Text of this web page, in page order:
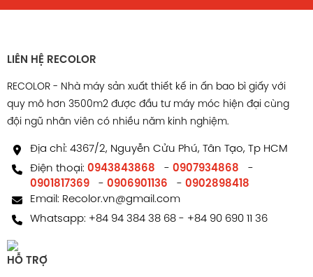
LIÊN HỆ RECOLOR
RECOLOR - Nhà máy sản xuất thiết kế in ấn bao bì giấy với
quy mô hơn 3500m2 được đầu tư máy móc hiện đại cùng
đội ngũ nhân viên có nhiều năm kinh nghiệm.
Địa chỉ: 4367/2, Nguyễn Cửu Phú, Tân Tạo, Tp HCM
Điện thoại: 0943843868 - 0907934868
-
0901817369
- 0906901136 - 0902898418
Email: Recolor.vn@gmail.com
Whatsapp: +84 94 384 38 68- +84 90 690 11 36
HỖ TRỢ